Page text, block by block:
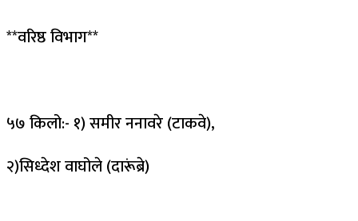
**वरिष्ठ विभाग**
५७ किलो:- १) समीर ननावरे (टाकवे),
२)सिध्देश वाघोले (दारूंब्रे)